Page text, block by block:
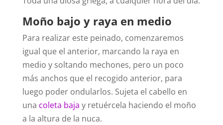
Moño bajo y raya en medio
Para realizar este peinado, comenzaremos
igual que el anterior, marcando la raya en
medio y soltando mechones, pero un poco
más anchos que el recogido anterior, para
luego poder ondularlos. Sujeta el cabello en
una coleta baja y retuércela haciendo el moño
a la altura de la nuca.